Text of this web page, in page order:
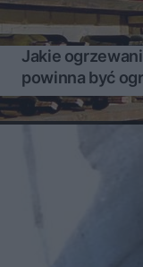
Jakie
powinna być